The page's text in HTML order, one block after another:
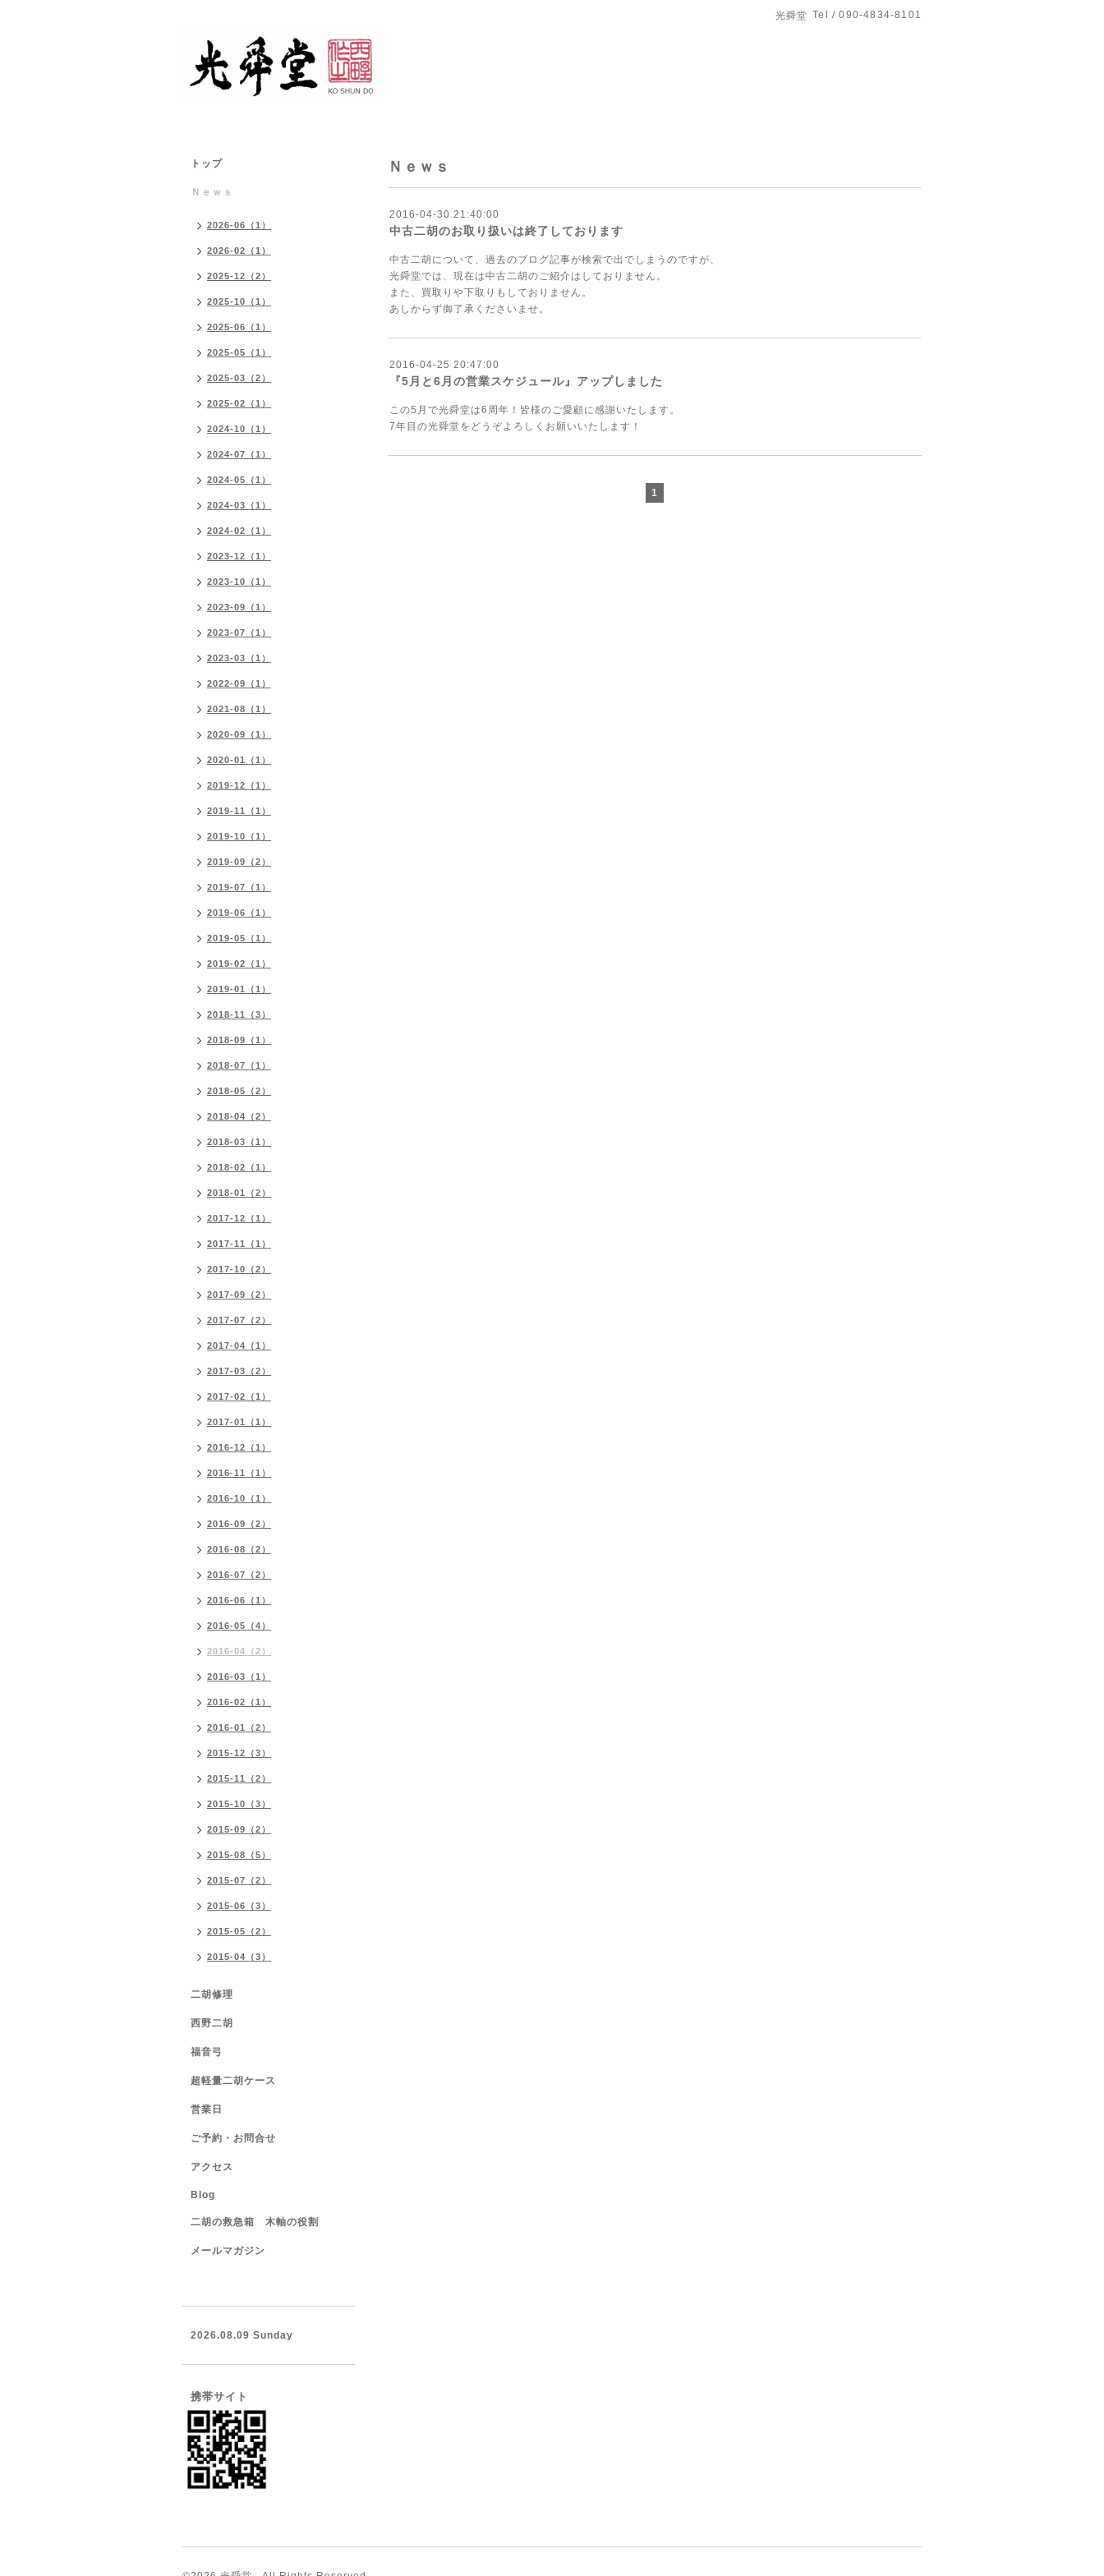
光舜堂 Tel / 090-4834-8101
Ｎｅｗｓ
2016-04-30 21:40:00
中古二胡のお取り扱いは終了しております
中古二胡について、過去のブログ記事が検索で出でしまうのですが、
光舜堂では、現在は中古二胡のご紹介はしておりません。
また、買取りや下取りもしておりません。
あしからず御了承くださいませ。
2016-04-25 20:47:00
『5月と6月の営業スケジュール』アップしました
この5月で光舜堂は6周年！皆様のご愛顧に感謝いたします。
7年目の光舜堂をどうぞよろしくお願いいたします！
1
トップ
Ｎｅｗｓ
2026-06（1）
2026-02（1）
2025-12（2）
2025-10（1）
2025-06（1）
2025-05（1）
2025-03（2）
2025-02（1）
2024-10（1）
2024-07（1）
2024-05（1）
2024-03（1）
2024-02（1）
2023-12（1）
2023-10（1）
2023-09（1）
2023-07（1）
2023-03（1）
2022-09（1）
2021-08（1）
2020-09（1）
2020-01（1）
2019-12（1）
2019-11（1）
2019-10（1）
2019-09（2）
2019-07（1）
2019-06（1）
2019-05（1）
2019-02（1）
2019-01（1）
2018-11（3）
2018-09（1）
2018-07（1）
2018-05（2）
2018-04（2）
2018-03（1）
2018-02（1）
2018-01（2）
2017-12（1）
2017-11（1）
2017-10（2）
2017-09（2）
2017-07（2）
2017-04（1）
2017-03（2）
2017-02（1）
2017-01（1）
2016-12（1）
2016-11（1）
2016-10（1）
2016-09（2）
2016-08（2）
2016-07（2）
2016-06（1）
2016-05（4）
2016-04（2）
2016-03（1）
2016-02（1）
2016-01（2）
2015-12（3）
2015-11（2）
2015-10（3）
2015-09（2）
2015-08（5）
2015-07（2）
2015-06（3）
2015-05（2）
2015-04（3）
二胡修理
西野二胡
福音弓
超軽量二胡ケース
営業日
ご予約・お問合せ
アクセス
Blog
二胡の救急箱 木軸の役割
メールマガジン
2026.08.09 Sunday
携帯サイト